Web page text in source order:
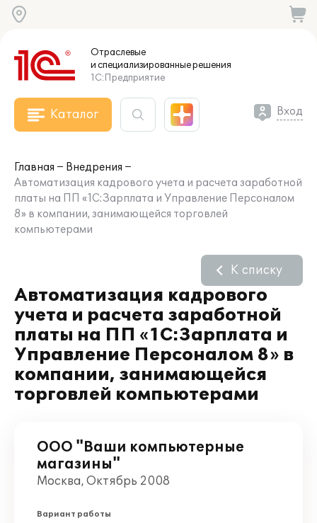
Отраслевые
и специализированныерешения
1С:Предприятие
Каталог Вход
Главная
Внедрения
Автоматизация кадрового учета и расчета заработной
платы на ПП «1С:Зарплата и Управление Персоналом
8» в компании, занимающейся торговлей
компьютерами
Автоматизация кадрового
учета и расчета заработной
платы на ПП «1С:Зарплата и
Управление Персоналом 8» в
компании, занимающейся
торговлей компьютерами
К списку
ООО "Ваши компьютерные
магазины"
Москва, Октябрь 2008
Вариант работы